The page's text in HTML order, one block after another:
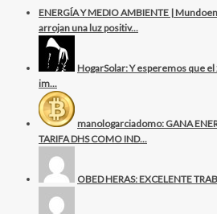
ENERGÍA Y MEDIO AMBIENTE |
arrojan una luz positiv...
HogarSolar: Y esperemos que
im...
manologarciadomo: GANA
TARIFA DHS COMO IND...
OBED HERAS: EXCELENTE